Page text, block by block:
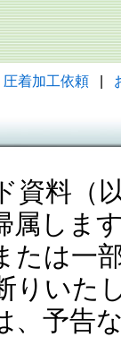
圧着加工依頼
資料（
属しま
たは一
りいた
、予告